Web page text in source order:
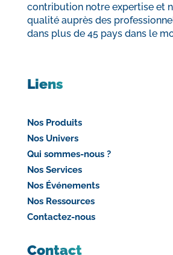
contribution notre expertise et
qualité auprès des
dans plus de 45 pays dans le
Liens
Nos Produits
Nos Univers
Qui sommes-nous ?
Nos Services
Nos Événements
Nos Ressources
Contactez-nous
Contact